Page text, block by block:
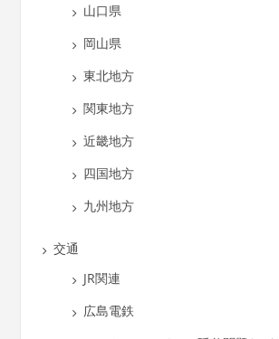
山口県
岡山県
東北地方
関東地方
近畿地方
四国地方
九州地方
交通
JR関連
広島電鉄